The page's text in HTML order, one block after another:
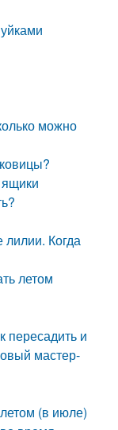
можно
Когда
летом
пересадить и
мастер-
(в июле)